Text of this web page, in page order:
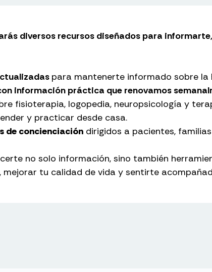
diversos recursos diseñados para
para mantenerte informado sobre la
información práctica que renovamos
fisioterapia, logopedia, neuropsicología y
y practicar desde casa.
de concienciacióndirigidos a pacientes,
no solo información, sino también
tu calidad de vida y sentirte